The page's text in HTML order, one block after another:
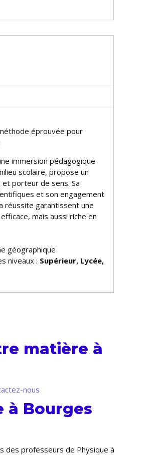
éprouvée pour
immersion pédagogique
scolaire, propose un
porteur de sens. Sa
et son engagement
réussite garantissent une
mais aussi riche en
géographique
niveaux : Supérieur, Lycée,
matière à
nous
à Bourges
des professeurs de Physique à